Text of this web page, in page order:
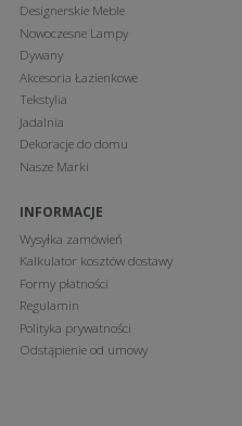
Designerskie Meble
Nowoczesne Lampy
Dywany
Akcesoria Łazienkowe
Tekstylia
Jadalnia
Dekoracje do domu
Nasze Marki
INFORMACJE
Wysyłka zamówień
Kalkulator kosztów dostawy
Formy płatności
Regulamin
Polityka prywatności
Odstąpienie od umowy